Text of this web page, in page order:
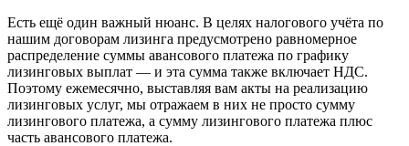
Есть ещё один важный нюанс. В целях налогового учёта по
нашим договорам лизинга предусмотрено равномерное
распределение суммы авансового платежа по графику
лизинговых выплат — и эта сумма также включает НДС.
Поэтому ежемесячно, выставляя вам акты на реализацию
лизинговых услуг, мы отражаем в них не просто сумму
лизингового платежа, а сумму лизингового платежа плюс
часть авансового платежа.